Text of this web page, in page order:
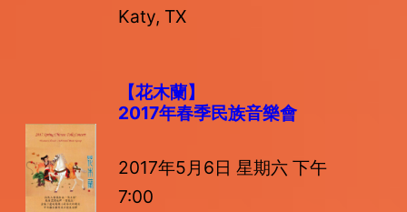
Katy, TX
【花木蘭】
2017年春季民族音樂會
2017年5月6日 星期六 下午
7:00